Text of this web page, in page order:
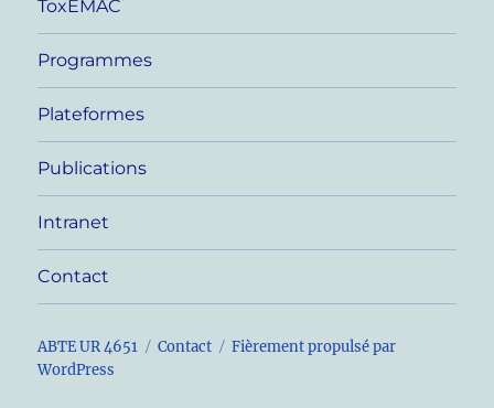
ToxEMAC
Programmes
Plateformes
Publications
Intranet
Contact
ABTE UR 4651 Contact
Fièrement propulsé par
WordPress